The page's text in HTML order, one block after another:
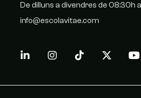
De dilluns a divendres de 08:30h
info@escolavitae.com